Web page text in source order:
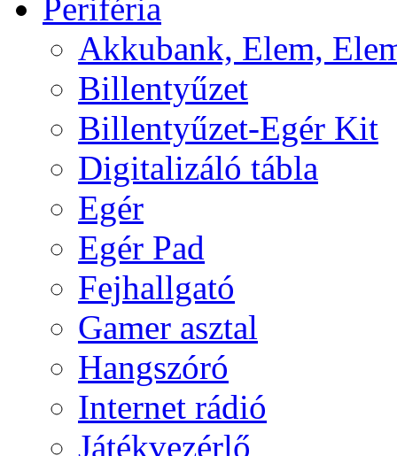
Periféria
Akkubank, Elem,
Billentyűzet
Billentyűzet-Egér Kit
Digitalizáló tábla
Egér
Egér Pad
Fejhallgató
Gamer asztal
Hangszóró
Internet rádió
Játékvezérlő